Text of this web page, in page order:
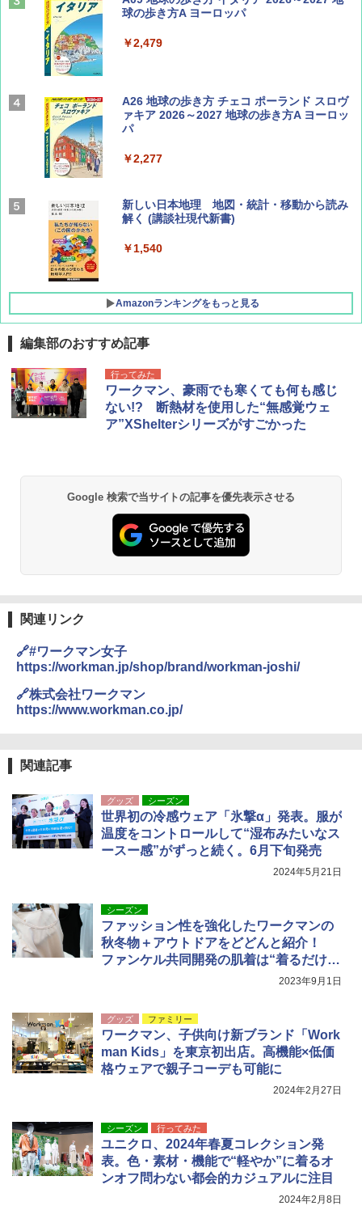
ディズニーファン ２０２６年 ９月号 [雑
誌] (ＤＩＳＮＥＹ ＦＡＮ)
山と溪谷 2026年8月号「南アルプス大全」
球の歩き方A ヨーロッパ
￥2,479
A26 地球の歩き方 チェコ ポーランド スロヴ
ァキア 2026～2027 地球の歩き方A ヨーロッ
パ
￥2,277
新しい日本地理 地図・統計・移動から読み
解く (講談社現代新書)
￥1,540
Amazonランキングをもっと見る
[キャンパーズコレクション 山善] テント ワ
ンタッチ 遮光率99.99%以上・UVカット率9
9.9%生地採用 ブラックコーティング 4人用
パッとサッとテントキューブ プレミアム PAT
CW-P150B
PYKES PEAK (パイクスピーク) ポップアッ
プ テント サンシェード 簡易テント 【一瞬で
パッと広がる 簡単設営】 2~3人用 UVカット
紫外線対策 日よけ 防虫 撥水 ビーチ ピクニッ
ク ペグ・キャリーバッグ付き (2-3P/アプリコ
ENDLESS BASE 《めざましテレビで紹介》
テント ワンタッチ RENEW 幅200 2-3人用 43
500002(88859)
￥5,999
テント PATCW-200B エクルベージュ
￥15,990
[キャンパーズコレクション 山善] 傘みたいに
ーティング フルクローズ メッシュ 3-4人用
簡単設置 ポップアップテント エクルベージ
ュ(BC仕様) PATC-150B(EB)
￥9,990
DEWEL パラソル 大型 ビーチ アウトドアパ
ラソル ガーデン サイトシート付 折りたたみ
防水 UVカット 4段階高さ調整 軽量 収納袋付
き
026リニューアル 急速冷凍 空間倍増 衛生的
コンパクト 保冷力長持ち
￥2,980
付き ヒグマ・イノシシ対策 自治体・教育機
関の購入実績 登山・キャンプ・アウトドア・
防災用品 長期保存可能 緊急時用 日本国内発
￥3,680
￥680
折りたたみ椅子 アウトドアチェア 伸縮式 キ
￥1,380
編集部のおすすめ記事
行ってみた
ワークマン、豪雨でも寒くても何も感じ
ない!? 断熱材を使用した“無感覚ウェ
ア”XShelterシリーズがすごかった
Google 検索で当サイトの記事を優先表示させる
関連リンク
🔗#ワークマン女子
https://workman.jp/shop/brand/workman-joshi/
🔗株式会社ワークマン
https://www.workman.co.jp/
関連記事
グッズ シーズン
世界初の冷感ウェア「氷撃α」発表。服が
温度をコントロールして“湿布みたいなス
ースー感”がずっと続く。6月下旬発売
2024年5月21日
シーズン
ファッション性を強化したワークマンの
秋冬物＋アウトドアをどどんと紹介！
ファンケル共同開発の肌着は“着るだけ保
2023年9月1日
グッズ ファミリー
ワークマン、子供向け新ブランド「Work
man Kids」を東京初出店。高機能×低価
格ウェアで親子コーデも可能に
2024年2月27日
シーズン 行ってみた
ユニクロ、2024年春夏コレクション発
表。色・素材・機能で“軽やか”に着るオ
ンオフ問わない都会的カジュアルに注目
2024年2月8日